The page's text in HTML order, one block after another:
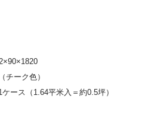
チーク色）
ース（1.64平米入＝約0.5坪）